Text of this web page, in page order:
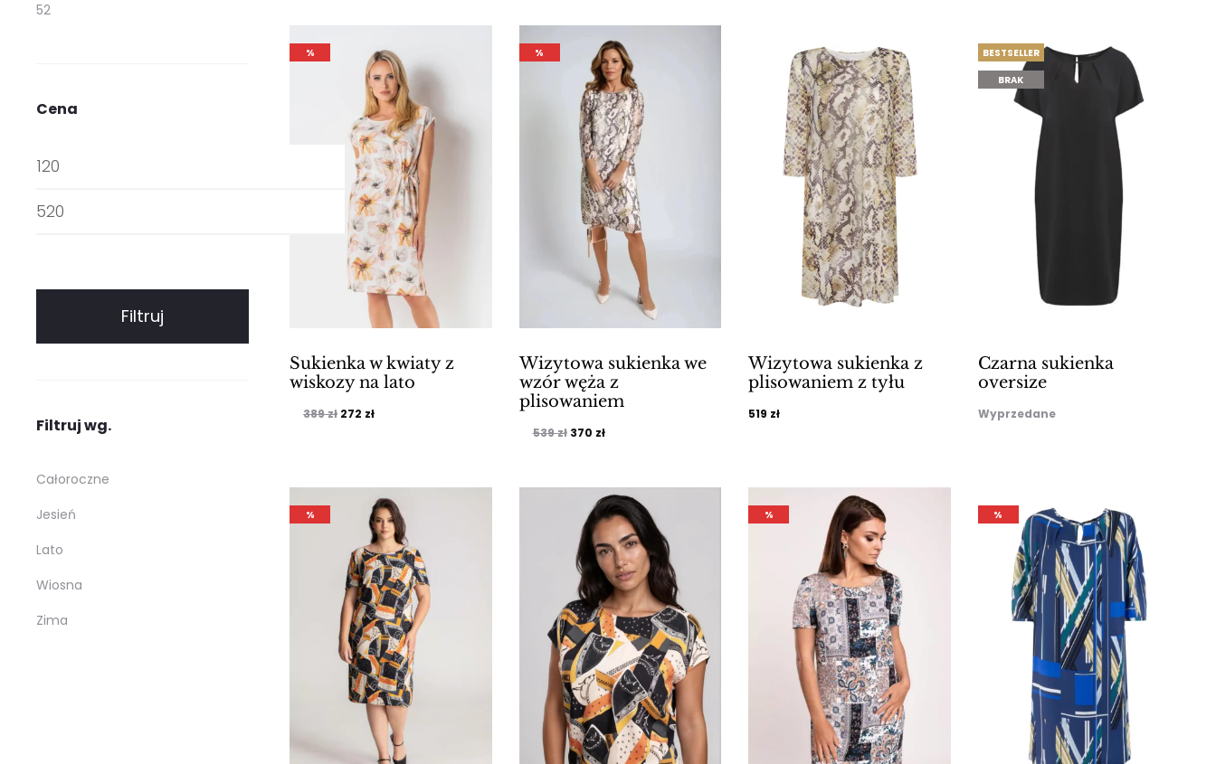
%
Sukienka w kwiaty z
wiskozy na lato
389zł Pierwotna
272 złAktualna
272 zł.
%
Wizytowa sukienka we
wzór węża z
plisowaniem
539zł Pierwotna
wynosiła:
539 zł.
370 złAktualna
wynosi:
370 zł.
Wizytowa sukienka z
plisowaniem z tyłu
519 zł
BESTSELLER
BRAK
Czarna sukienka
oversize
Wyprzedane
% % %
52
Cena
Cena
Cena
Filtruj
Filtruj wg.
Całoroczne
Jesień
Lato
Wiosna
Zima